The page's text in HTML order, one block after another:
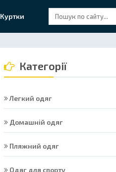
Куртки
Категорії
Легкий одяг
Домашній одяг
Пляжний одяг
Одяг для спорту